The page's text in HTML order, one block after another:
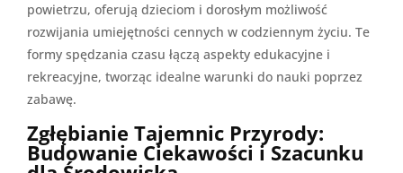
powietrzu, oferują dzieciom i dorosłym możliwość
rozwijania umiejętności cennych w codziennym życiu. Te
formy spędzania czasu łączą aspekty edukacyjne i
rekreacyjne, tworząc idealne warunki do nauki poprzez
zabawę.
Zgłębianie Tajemnic Przyrody:
Budowanie Ciekawości i Szacunku